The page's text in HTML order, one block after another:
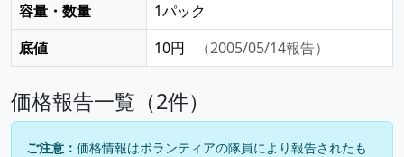
容量・数量
1パック
底値
10円 （2005/05/14報告）
価格報告一覧（2件）
ご注意： 価格情報はボランティアの隊員により報告されたも